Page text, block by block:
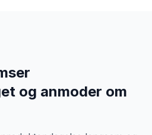
og anmoder om